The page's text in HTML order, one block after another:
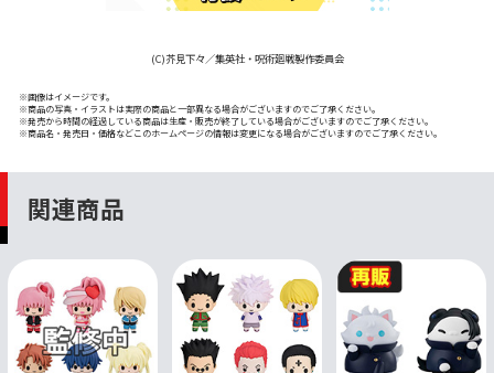
(C)芥見下々／集英社・呪術廻戦製作委員会
※画像はイメージです。
※商品の写真・イラストは実際の商品と一部異なる場合がございますのでご了承ください。
※発売から時間の経過している商品は生産・販売が終了している場合がございますのでご了承ください。
※商品名・発売日・価格などこのホームページの情報は変更になる場合がございますのでご了承ください。
関連商品